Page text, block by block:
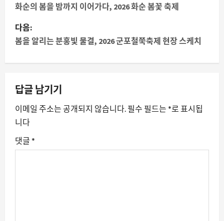
시
물
게
이
션
화순의 봄을 밤까지 이어가다, 2026 화순 봄꽃 축제
다음:
봄을 알리는 분홍빛 물결, 2026 군포철쭉축제 현장 스케치
답글 남기기
이메일 주소는 공개되지 않습니다. 필수 필드는 *로 표시됩
니다
댓글 *